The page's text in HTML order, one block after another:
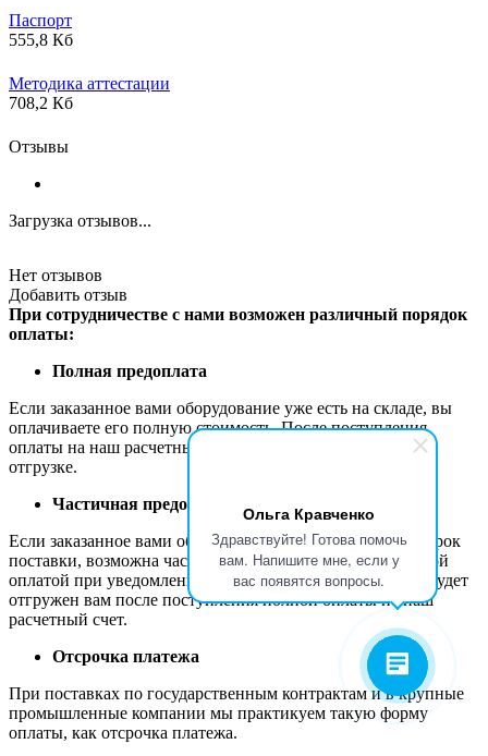
Ольга Кравченко
Здравствуйте! Готова помочь
вам. Напишите мне, если у
вас появятся вопросы.
Паспорт
555,8 Кб
Методика аттестации
708,2 Кб
Отзывы
Загрузка отзывов...
Нет отзывов
Добавить отзыв
При сотрудничестве с нами возможен различный порядок
оплаты:
Полная предоплата
Если заказанное вами оборудование уже есть на складе, вы
оплачиваете его полную стоимость. После поступления
оплаты на наш расчетный счет мы готовим ваш заказ к
отгрузке.
Частичная предоплата
Если заказанное вами оборудование имеет длительный срок
поставки, возможна частичная предоплата заказа с полной
оплатой при уведомлении готовности к отгрузке. Заказ будет
отгружен вам после поступления полной оплаты на наш
расчетный счет.
Отсрочка платежа
При поставках по государственным контрактам и в крупные
промышленные компании мы практикуем такую форму
оплаты, как отсрочка платежа.